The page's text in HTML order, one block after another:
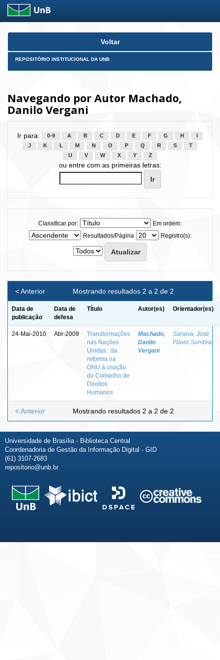
Skip
Voltar
REPOSITÓRIO INSTITUCIONAL DA UNB
Navegando por Autor Machado,
Danilo Vergani
Ir para: 0-9 A B C D E F G H
J
K L M N O P Q R S
T
U
V W X Y Z
ou entre com as primeiras letras:
Classificar por:
Em ordem:
Resultados/Página
Registro(s):
Mostrando resultados 2 a 2 de 2
< Anterior
Data de
publicação
Data de
defesa
Título Autor(es) Orientador(es)
24-Mai-2010 Abr-2009
Transformações
nas Nações
Unidas : da
reforma na
ONU à criação
do Conselho de
Direitos
Humanos
Machado,
Danilo
Vergani
Saraiva, José
Flávio Sombra
Mostrando resultados 2 a 2 de 2
< Anterior
Universidade de Brasília - Biblioteca Central
Coordenadoria de Gestão da Informação Digital - GID
(61) 3107-2683
repositorio@unb.br